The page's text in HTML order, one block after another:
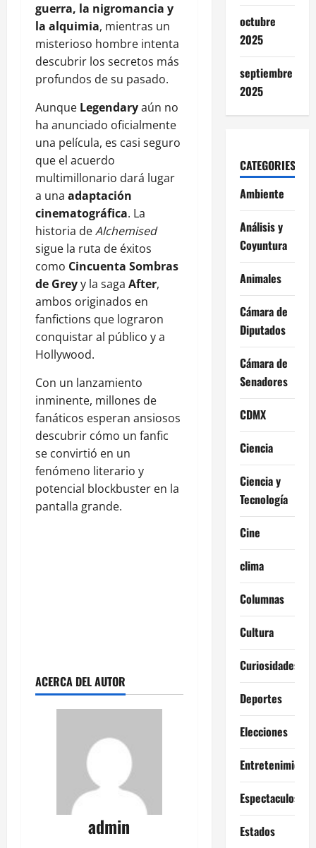
guerra, la nigromancia y
la alquimia, mientras un
misterioso hombre intenta
descubrir los secretos más
profundos de su pasado.
Aunque Legendaryaún no
ha anunciado oficialmente
una película, es casi seguro
que el acuerdo
multimillonario dará lugar
a una adaptación
cinematográfica. La
historia deAlchemised
sigue la ruta de éxitos
como Cincuenta Sombras
de Greyy la saga After,
ambos originados en
fanfictions que lograron
conquistar al público y a
Hollywood.
Con un lanzamiento
inminente, millones de
fanáticos esperan ansiosos
descubrir cómo un fanfic
se convirtió en un
fenómeno literario y
potencial blockbuster en la
pantalla grande.
ACERCA DEL AUTOR
admin
octubre
2025
septiembre
2025
CATEGORIES
Ambiente
Análisis y
Coyuntura
Animales
Cámara de
Diputados
Cámara de
Senadores
CDMX
Ciencia
Ciencia y
Tecnología
Cine
clima
Columnas
Cultura
Curiosidades
Deportes
Elecciones
Entretenimiento
Espectaculos
Estados